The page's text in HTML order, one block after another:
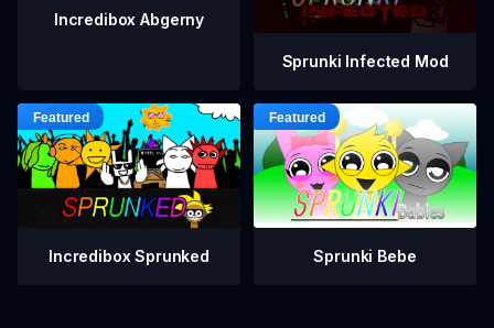
Incredibox Abgerny
Sprunki Infected Mod
Incredibox Sprunked Sprunki Bebe